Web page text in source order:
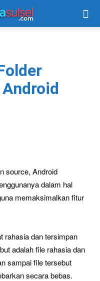
source, Android
dalam hal
memaksimalkan fitur
rahasia dan tersimpan
adalah file rahasia dan
sampai file tersebut
secara bebas.